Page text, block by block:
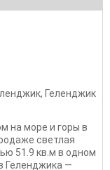
, Геленджик
на море и горы в
светлая
51.9 кв.м в одном
Геленджика —